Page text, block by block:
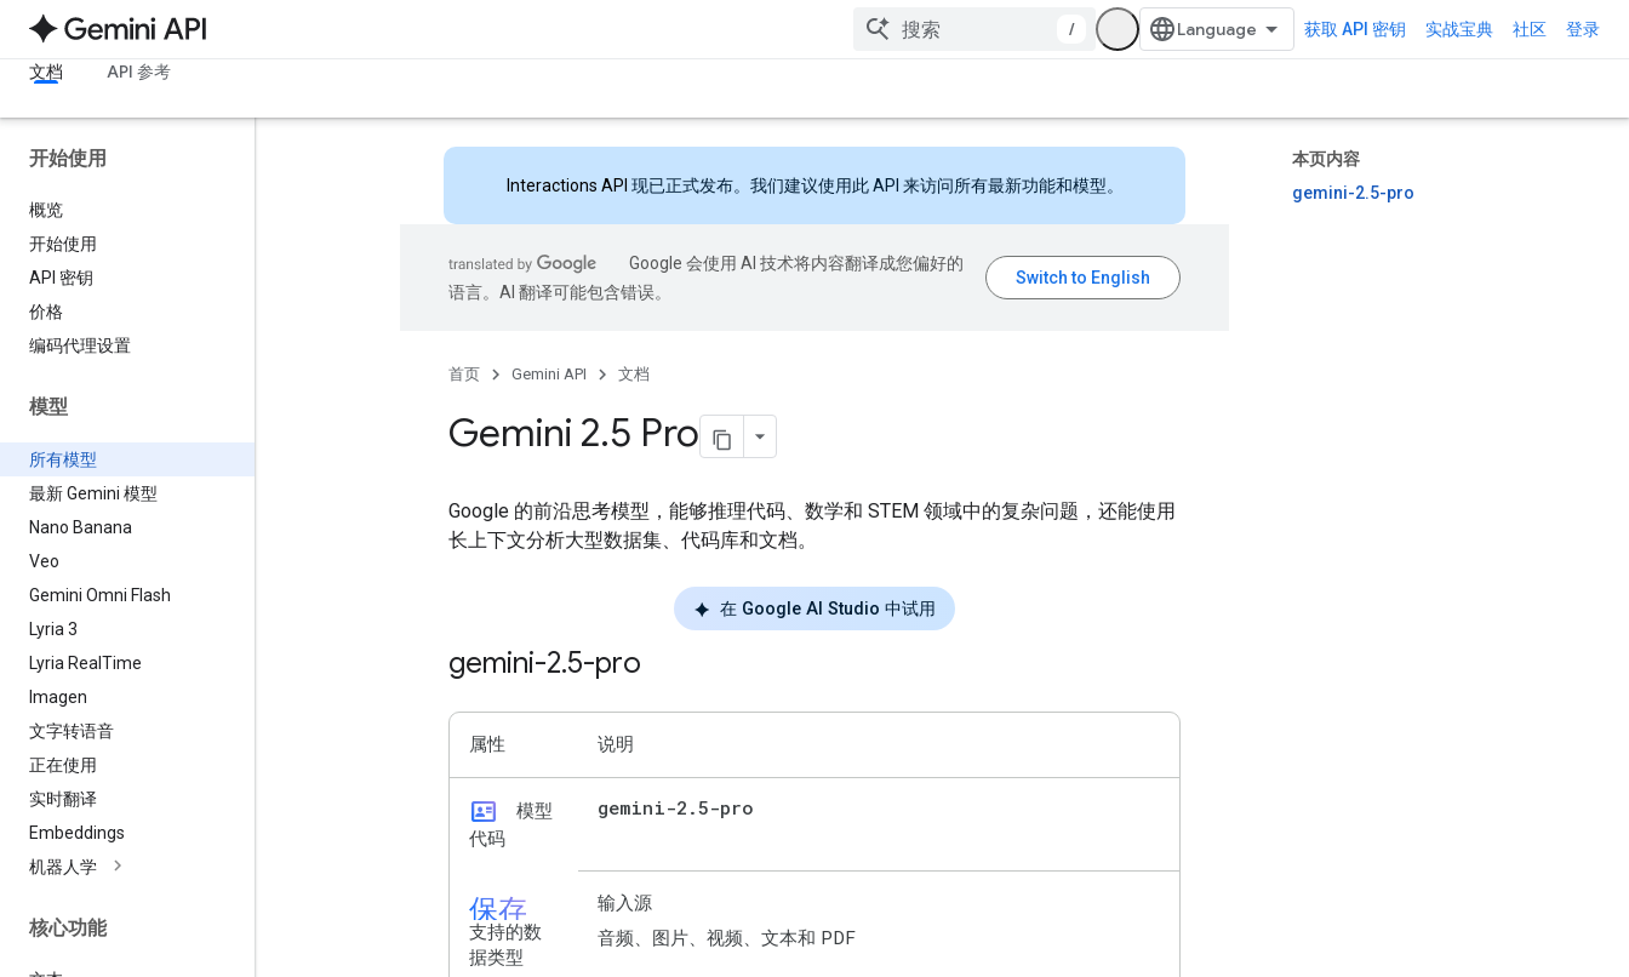
/ 获取 API 密钥 实战宝典 社区 登录
文档 API 参考
开始使用
概览
开始使用
API 密钥
价格
编码代理设置
模型
所有模型
最新 Gemini 模型
Nano Banana
Veo
Gemini Omni Flash
Lyria 3
Lyria Real Time
Imagen
文字转语音
正在使用
实时翻译
Embeddings
机器人学
核心功能
本页内容
gemini-2.5-pro
Interactions API 现已正式发布。我们建议使用此 API 来访问所有最新功能和模型。
Google 会使用 AI 技术将内容翻译成您偏好的
语言。AI 翻译可能包含错误。
首页 Gemini API 文档
Gemini 2.5 Pro
Google 的前沿思考模型，能够推理代码、数学和 STEM 领域中的复杂问题，还能使用
长上下文分析大型数据集、代码库和文档。
在 Google AI Studio 中试用
gemini-2.5-pro
属性 说明
id_card
模型
代码
gemini-2 .5-pro
保存
支持的数
据类型
输入源
音频、图片、视频、文本和 PDF